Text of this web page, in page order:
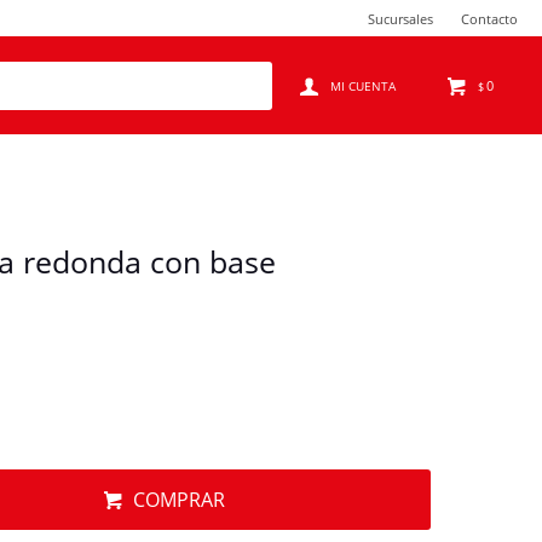
$0
Sucursales Contacto
redonda con base
COMPRAR